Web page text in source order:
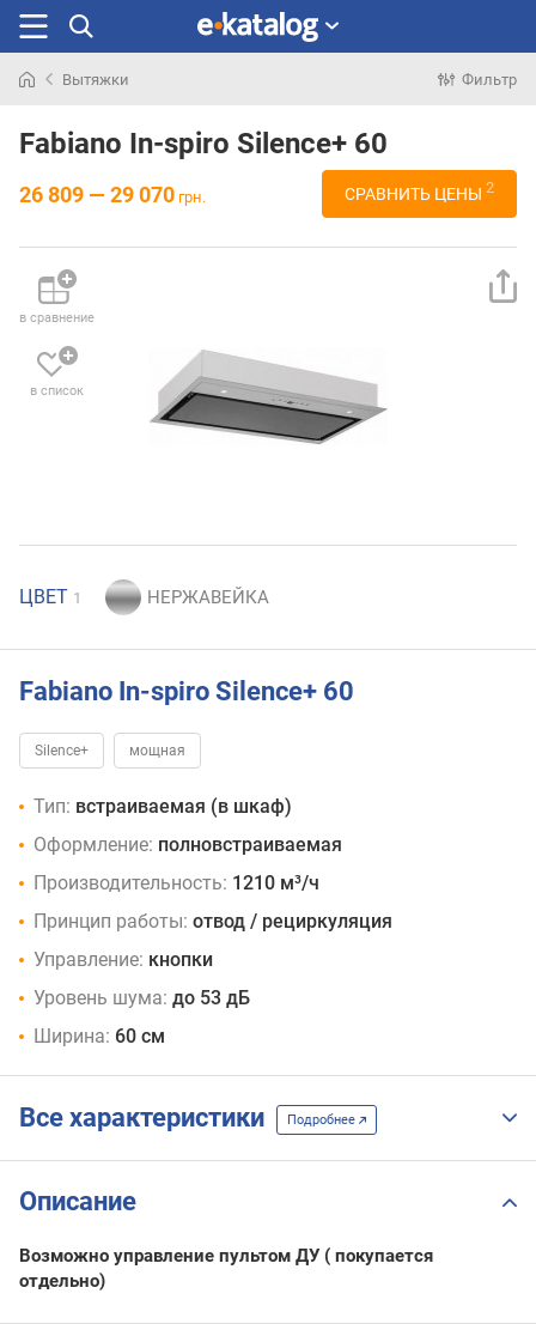
раньше
Вытяжки Фильтр
Fabiano In-spiro Silence+ 60
26 809 — 29 070 грн. СРАВНИТЬ ЦЕНЫ 2
в сравнение
в список
ЦВЕТ 1
Fabiano In-spiro Silence+ 60
Silence+ мощная
Тип: встраиваемая (в шкаф)
Оформление: полновстраиваемая
Производительность: 1210 м³/ч
Принцип работы: отвод / рециркуляция
Управление: кнопки
Уровень шума: до 53 дБ
Ширина: 60 см
Все характеристики Подробнее
Описание
Возможно управление пультом ДУ ( покупается
отдельно)